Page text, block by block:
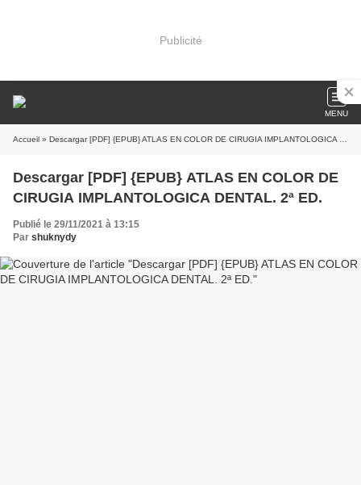
Publicité
MENU
Accueil » Descargar [PDF] {EPUB} ATLAS EN COLOR DE CIRUGIA IMPLANTOLOGICA DENTAL. 2ª ED.
Descargar [PDF] {EPUB} ATLAS EN COLOR DE
CIRUGIA IMPLANTOLOGICA DENTAL. 2ª ED.
Publié le 29/11/2021 à 13:15
Par shuknydy